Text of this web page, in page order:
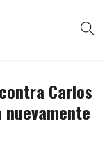
Carlos